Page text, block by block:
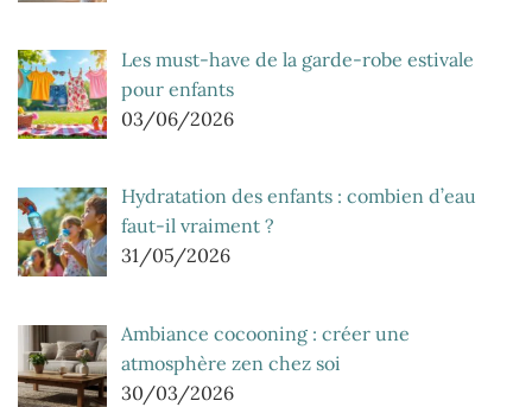
Les must-have de la garde-robe estivale
pour enfants
03/06/2026
Hydratation des enfants : combien d’eau
faut-il vraiment ?
31/05/2026
Ambiance cocooning : créer une
atmosphère zen chez soi
30/03/2026